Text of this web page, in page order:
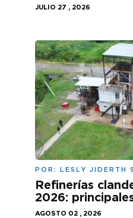
JULIO 27 , 2026
POR: LESLY JIDERTH
Refinerías
2026:
AGOSTO 02 , 2026